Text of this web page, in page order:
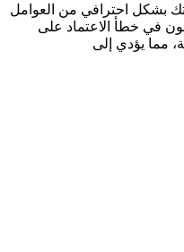
بشكل احترافي من العوامل
في خطأ الاعتماد على
مما يؤدي إلى